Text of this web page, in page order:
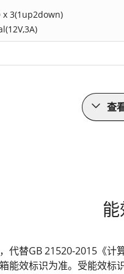
x 3(1up2down)
查
代替GB 21520-2015《
能效标识为准。受能效